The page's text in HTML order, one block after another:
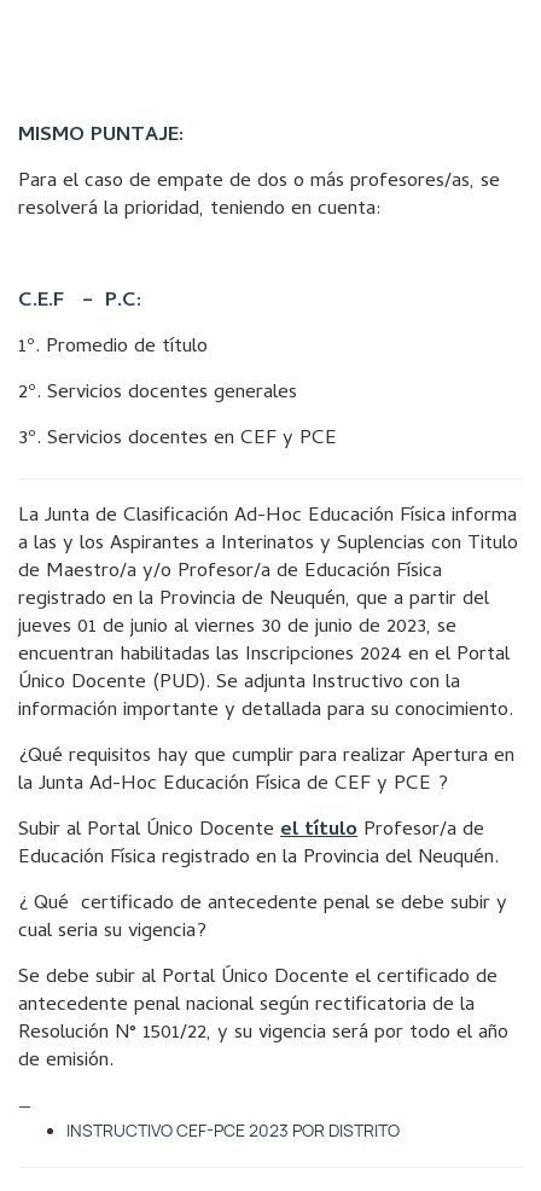
MISMO PUNTAJE:
Para el caso de empate de dos o más profesores/as, se
resolverá la prioridad, teniendo en cuenta:
C.E.F – P.C:
1º. Promedio de título
2º. Servicios docentes generales
3º. Servicios docentes en CEF y PCE
La Junta de Clasificación Ad-Hoc Educación Física informa
a las y los Aspirantes a Interinatos y Suplencias con Titulo
de Maestro/a y/o Profesor/a de Educación Física
registrado en la Provincia de Neuquén, que a partir del
jueves 01 de junio al viernes 30 de junio de 2023, se
encuentran habilitadas las Inscripciones 2024 en el Portal
Único Docente (PUD). Se adjunta Instructivo con la
información importante y detallada para su conocimiento.
¿Qué requisitos hay que cumplir para realizar Apertura en
la Junta Ad-Hoc Educación Física de CEF y PCE ?
Subir al Portal Único Docente el título Profesor/a de
Educación Física registrado en la Provincia del Neuquén.
¿ Qué certificado de antecedente penal se debe subir y
cual seria su vigencia?
Se debe subir al Portal Único Docente el certificado de
antecedente penal nacional según rectificatoria de la
Resolución N° 1501/22, y su vigencia será por todo el año
de emisión.
—
INSTRUCTIVO CEF-PCE 2023 POR DISTRITO